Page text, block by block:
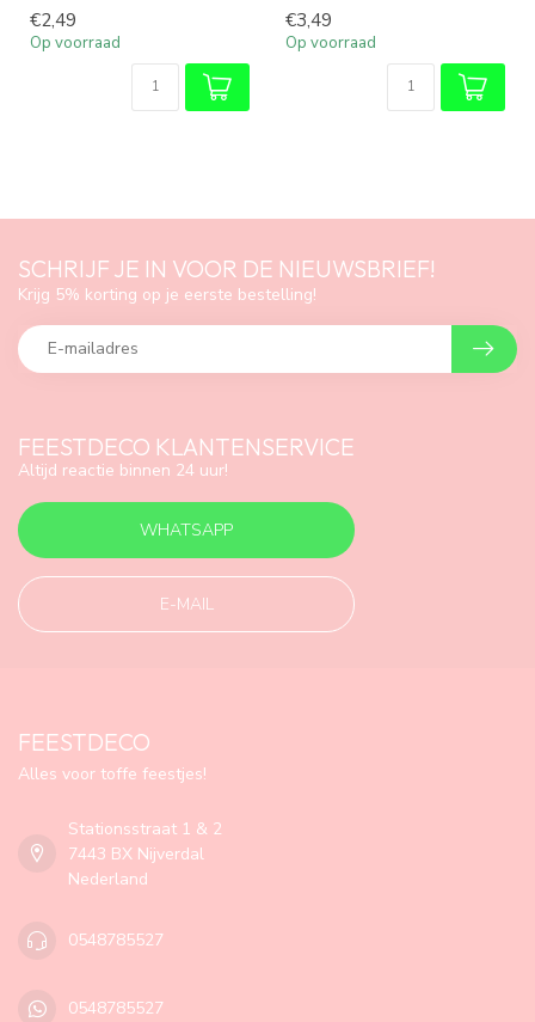
€2,49
Op voorraad
€3,49
Op voorraad
FEESTDECO KLANTENSERVICE
Altijd reactie binnen 24 uur!
WHATSAPP
E-MAIL
SCHRIJF JE IN VOOR DE NIEUWSBRIEF!
Krijg 5% korting op je eerste bestelling!
FEESTDECO
Alles voor toffe feestjes!
Stationsstraat 1 & 2
7443 BX Nijverdal
Nederland
0548785527
0548785527